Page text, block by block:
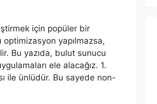
için popüler bir
yapılmazsa,
Bu yazıda, bulut sunucu
ele alacağız. 1.
ile ünlüdür. Bu sayede non-